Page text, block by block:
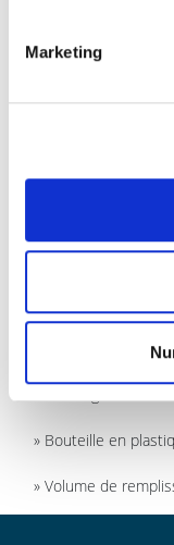
Marketing
CONSEILS
» Transforme notre
» Peut également
nettoyage Ha-Ra
» Bouteille en
» Volume de